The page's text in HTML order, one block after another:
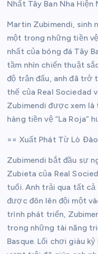
Nhất Tây Ban Nha Hiện
Martin Zubimendi, sinh
một trong những tiền
nhất của bóng đá Tây
tầm nhìn chiến thuật
độ trận đấu, anh đã trở
thế của Real Sociedad
Zubimendi được xem
hàng tiền vệ “La Roja”
== Xuất Phát Từ Lò
Zubimendi bắt đầu sự
Zubieta của Real
tuổi. Anh trải qua tất
được đôn lên đội một
trình phát triển,
trong những tài năng
Basque. Lối chơi giàu